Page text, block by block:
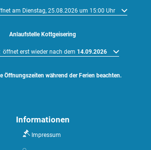
Öffnungs- oder Schließzeiten auszublenden
am Dienstag, 25.08.2026 um 15:00 Uhr
Anlaufstelle Kottgeisering
Öffnungs- oder Schließzeiten auszublenden
öffnet erst wieder nach dem 14.09.2026
Öffnungszeiten während der Ferien beachten.
Informationen
Impressum